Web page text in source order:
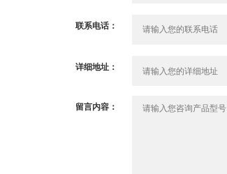
联系电话：
详细地址：
留言内容：